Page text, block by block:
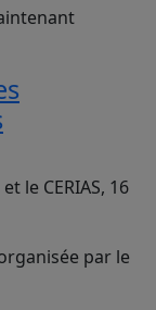
le CERIAS, 16
par le